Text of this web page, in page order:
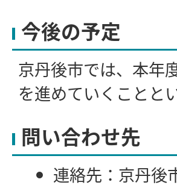
今後の予定
京丹後市では、本年
を進めていくことと
問い合わせ先
連絡先：京丹後